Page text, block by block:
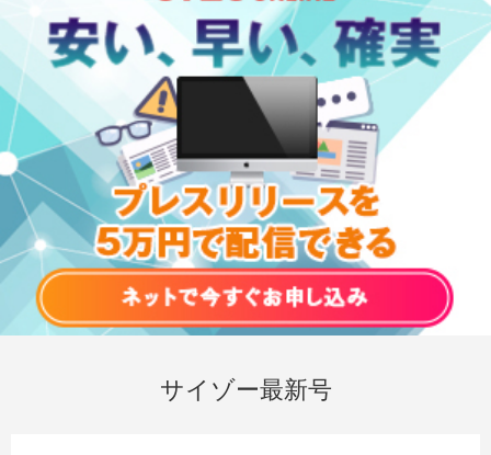
サイゾー最新号